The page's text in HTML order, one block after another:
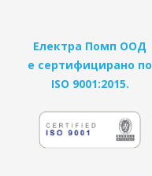
Електра Помп ООД
е сертифицирано по
ISO 9001:2015.